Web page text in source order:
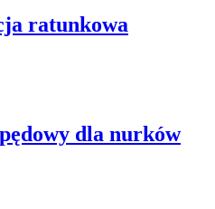
ratunkowa
dla nurków